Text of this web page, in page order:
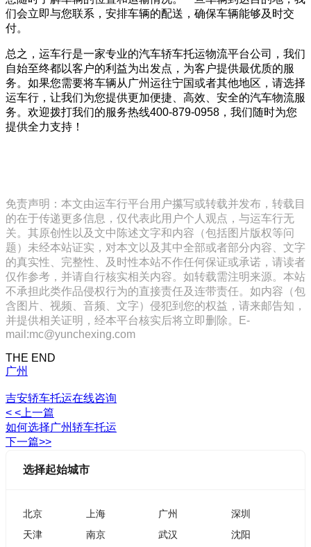
们会立即与您联系，安排车辆的配送，确保车辆能够及时交
付。
总之，运车行是一家专业的汽车轿车托运物流平台公司，我们
自始至终都以客户的利益为出发点，为客户提供最优质的服
务。如果您需要将车辆从广州运往宁国或者其他地区，请选择
运车行，让我们为您提供更加便捷、高效、安全的汽车物流服
务。欢迎拨打我们的服务热线400-879-0958，我们随时为您
提供全力支持！
免责声明：本文由运车行平台用户攥写或转载并发布，转载目
的在于传递更多信息，仅代表此用户个人观点，与运车行无
关。其原创性以及文中陈述文字和内容（包括图片版权等问
题）未经本站证实，对本文以及其中全部或者部分内容、文字
的真实性、完整性、及时性本站不作任何保证或承诺，请读者
仅作参考，并请自行核实相关内容。如转载需注明来源。本站
不承担此类作品侵权行为的直接责任及连带责任。如内容（包
含图片、视频、音频、文字）侵犯到您的权益，请来邮告知，
并提供相关证明，经本平台核实后将立即删除。E-
mail:mc@yunchexing.com
THE END
广州
吉安轿车托运在线咨询
< <上一篇
如何选择广州轿车托运
下一篇>>
选择起始城市
北京 上海 广州
深圳
天津
南京 武汉
沈阳